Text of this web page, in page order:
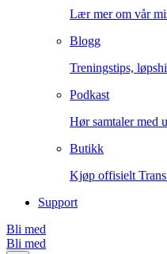
Lær mer om vår
Blogg
Treningstips,
Podkast
Hør samtaler med
Butikk
Kjøp offisielt
Support
Bli med
Bli med